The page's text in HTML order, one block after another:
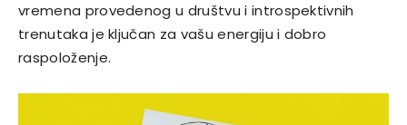
vremena provedenog u društvu i introspektivnih
trenutaka je ključan za vašu energiju i dobro
raspoloženje.